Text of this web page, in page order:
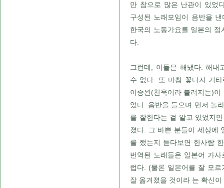
만 참으로 많은 난관이 있었
구성된 노래모임이 음반을
한국의 노동가요를 일본의
다.
그런데, 이들은 해냈다. 해내
수 없다. 또 마침 꽃다지 기
이승완(찬욱이라 불려지는)
었다. 음반을 들으며 먼저 놀
를 잘한다는 걸 알고 있었지
졌다. 그 바쁜 분들이 세상에
를 했는지 듣다보면 한사람
번역된 노래들은 일본어 가
럽다. (물론 일본어를 잘 모
잘 옮겨졌을 것이라 는 확신이